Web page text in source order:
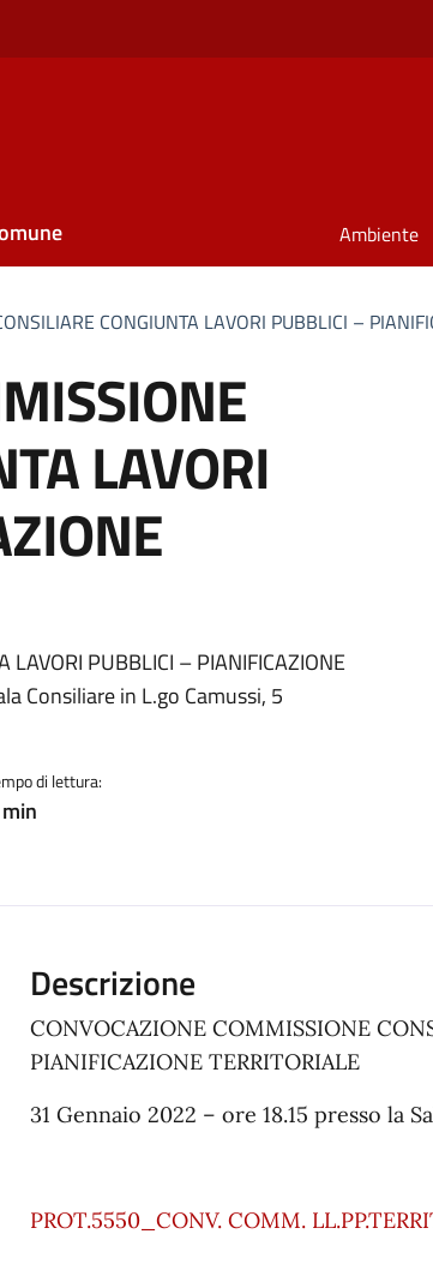
Ambiente
CONGIUNTA LAVORI PUBBLICI –
LAVORI
LAVORI PUBBLICI – PIANIFICAZIONE
Consiliare in L.go Camussi, 5
di lettura:
Descrizione
CONVOCAZIONE COMMISSIONE
PIANIFICAZIONE TERRITORIALE
31 Gennaio 2022 – ore 18.15 presso la
PROT.5550_CONV. COMM.